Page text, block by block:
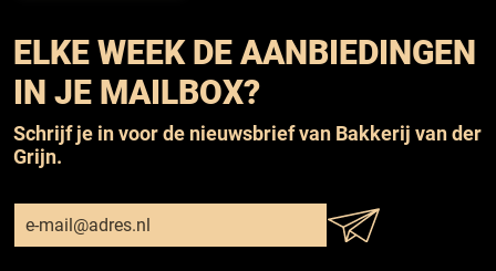
ELKE WEEK DE AANBIEDINGEN
IN JE MAILBOX?
Schrijf je in voor de nieuwsbrief van Bakkerij van der
Grijn.